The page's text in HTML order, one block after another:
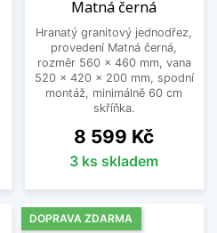
Matná černá
Hranatý granitový jednodřez,
provedení Matná černá,
rozměr 560 x 460 mm, vana
520 x 420 x 200 mm, spodní
montáž, minimálně 60 cm
skříňka.
Cena
8 599 Kč
3 ks skladem
DOPRAVA ZDARMA